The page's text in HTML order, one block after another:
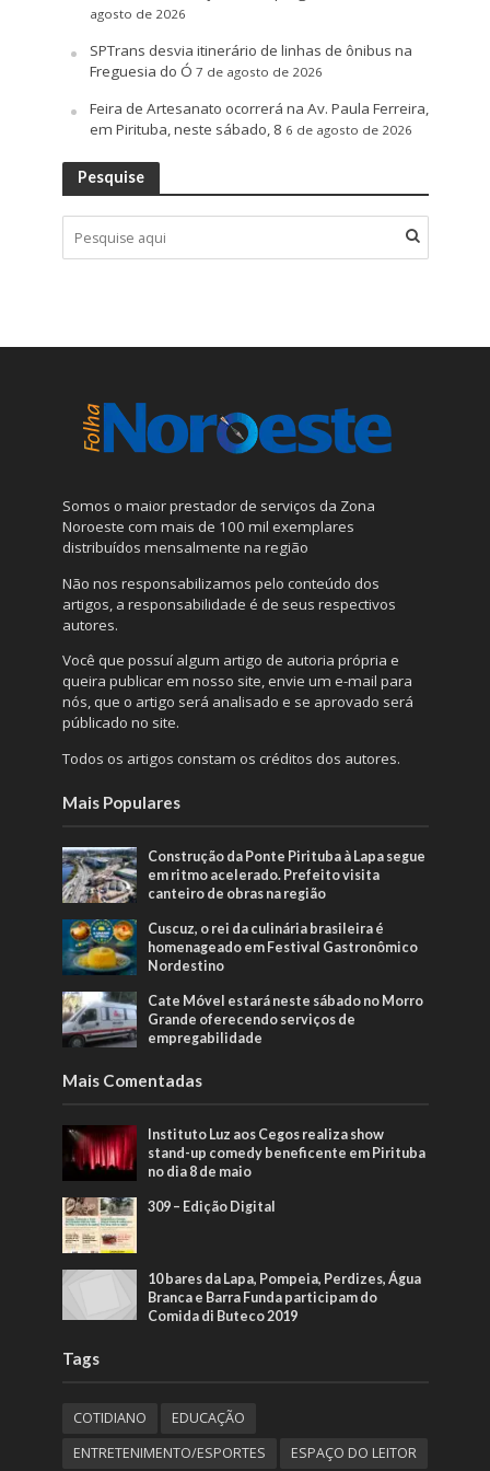
agosto de 2026
SPTrans desvia itinerário de linhas de ônibus na
Freguesia do Ó 7 de agosto de 2026
Feira de Artesanato ocorrerá na Av. Paula Ferreira,
em Pirituba, neste sábado, 8 6 de agosto de 2026
Pesquise
Somos o maior prestador de serviços da Zona
Noroeste com mais de 100 mil exemplares
distribuídos mensalmente na região
Não nos responsabilizamos pelo conteúdo dos
artigos, a responsabilidade é de seus respectivos
autores.
Você que possuí algum artigo de autoria própria e
queira publicar em nosso site, envie um e-mail para
nós, que o artigo será analisado e se aprovado será
públicado no site.
Todos os artigos constam os créditos dos autores.
Mais Populares
Construção da Ponte Pirituba à Lapa segue
em ritmo acelerado. Prefeito visita
canteiro de obras na região
Cuscuz, o rei da culinária brasileira é
homenageado em Festival Gastronômico
Nordestino
Cate Móvel estará neste sábado no Morro
Grande oferecendo serviços de
empregabilidade
Mais Comentadas
Instituto Luz aos Cegos realiza show
stand-up comedy beneficente em Pirituba
no dia 8 de maio
309 – Edição Digital
10 bares da Lapa, Pompeia, Perdizes, Água
Branca e Barra Funda participam do
Comida di Buteco 2019
Tags
COTIDIANO
EDUCAÇÃO
ENTRETENIMENTO/ESPORTES
ESPAÇO DO LEITOR